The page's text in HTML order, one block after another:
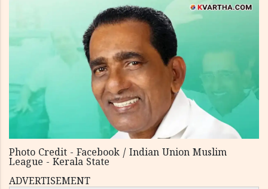
Photo Credit - Facebook / Indian Union Muslim
League - Kerala State
ADVERTISEMENT